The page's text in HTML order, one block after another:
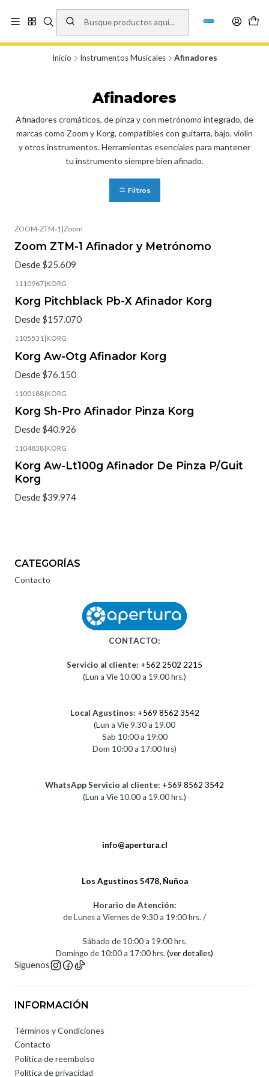
Vísita nuestro local en Los Agustinos 5478, Ñuñoa. Lunes a Viernes 9.30 a
19.00, Sábados 10:00 a 19:00 y Domingos de 10:00 a 17:00
Inicio Instrumentos Musicales Afinadores
Afinadores
Afinadores cromáticos, de pinza y con metrónomo integrado, de
marcas como Zoom y Korg, compatibles con guitarra, bajo, violín
y otros instrumentos. Herramientas esenciales para mantener
tu instrumento siempre bien afinado.
Filtros
ZOOM-ZTM-1 |Zoom
Zoom ZTM-1 Afinador y Metrónomo
Desde $25.609
1110967|KORG
Korg Pitchblack Pb-X Afinador Korg
Desde $157.070
1105531|KORG
Korg Aw-Otg Afinador Korg
Desde $76.150
1100188|KORG
Korg Sh-Pro Afinador Pinza Korg
Desde $40.926
1104838|KORG
Korg Aw-Lt100g Afinador De Pinza P/Guit
Korg
Desde $39.974
CATEGORÍAS
Contacto
CONTACTO:
Servicio al cliente: +562 2502 2215
(Lun a Vie 10.00 a 19.00 hrs.)
Local Agustinos: +569 8562 3542
(Lun a Vie 9.30 a 19.00
Sab 10:00 a 19:00
Dom 10:00 a 17:00 hrs)
WhatsApp Servicio al cliente: +569 8562 3542
(Lun a Vie 10.00 a 19.00 hrs.)
info@apertura.cl
Los Agustinos 5478, Ñuñoa
Horario de Atención:
de Lunes a Viernes de 9:30 a 19:00 hrs. /
Sábado de 10:00 a 19:00 hrs.
Domingo de 10:00 a 17:00 hrs. (ver detalles)
Síguenos
INFORMACIÓN
Términos y Condiciones
Contacto
Política de reembolso
Política de privacidad